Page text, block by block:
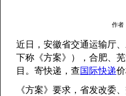
作者
近日，安徽省交通运输厅
下称《方案》），合肥、
目。寄快递，查 国际快递
《方案》要求，省发改委